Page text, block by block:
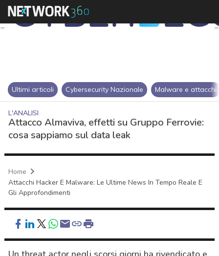
Ultimi articoli Cybersecurity Nazionale Malware e attacchi
L'ANALISI
Attacco Almaviva, effetti su Gruppo Ferrovie:
cosa sappiamo sul data leak
Home
Attacchi Hacker E Malware: Le Ultime News In Tempo Reale E
Gli Approfondimenti